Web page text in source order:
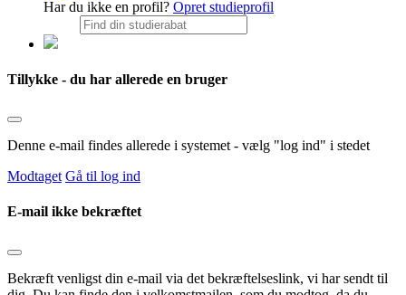
Har du ikke en profil? Opret studieprofil
Tillykke - du har allerede en bruger
Denne e-mail findes allerede i systemet - vælg "log ind" i stedet
Modtaget Gå til log ind
E-mail ikke bekræftet
Bekræft venligst din e-mail via det bekræftelseslink, vi har sendt til